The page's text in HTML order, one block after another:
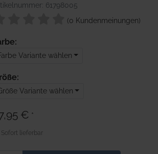
61798005
(0 Kundenmeinungen)
Variante wählen
Variante wählen
€ *
Sofort lieferbar